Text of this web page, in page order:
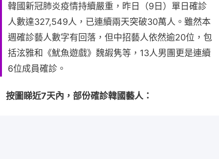
韓國新冠肺炎疫情持續嚴重，昨日（9日）單日確診
人數達327,549人，已連續兩天突破30萬人。雖然本
週確診藝人數字有回落，但中招藝人依然逾20位，包
括泫雅和《魷魚遊戲》魏嘏隽等，13人男團更是連續
6位成員確診。
按圖睇近7天內，部份確診韓國藝人：